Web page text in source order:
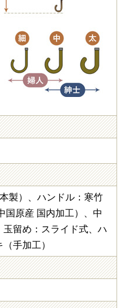
製）、ハンドル：寒竹
国原産 国内加工）、中
留め：スライド式、ハ
手加工）